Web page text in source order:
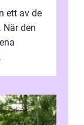
ett av de
den